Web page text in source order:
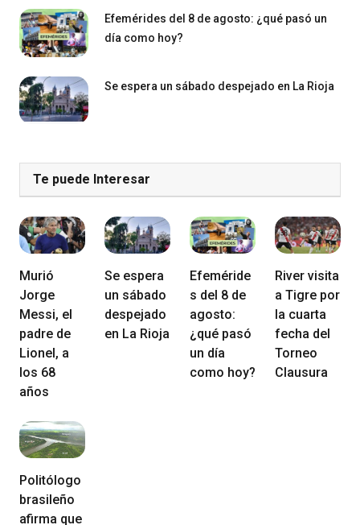
Efemérides del 8 de agosto: ¿qué pasó un
día como hoy?
Se espera un sábado despejado en La Rioja
Te puede Interesar
Murió
Jorge
Messi, el
padre de
Lionel, a
los 68
años
Se espera
un sábado
despejado
en La Rioja
Efeméride
s del 8 de
agosto:
¿qué pasó
un día
como hoy?
River visita
a Tigre por
la cuarta
fecha del
Torneo
Clausura
Politólogo
brasileño
afirma que